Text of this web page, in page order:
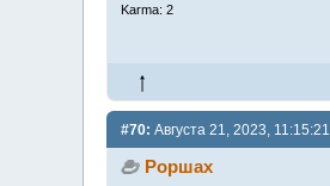
Karma: 2
#70: Августа 21, 2023, 11:15:21
Роршах